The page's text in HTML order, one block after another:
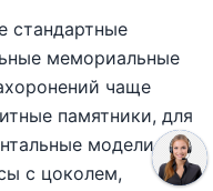
стандартные
мемориальные
чаще
памятники, для
модели,
с цоколем,